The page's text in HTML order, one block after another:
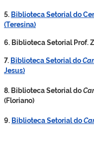
5. Biblioteca Setorial do
(Teresina)
6. Biblioteca Setorial Prof.
7. Biblioteca Setorial do
Jesus)
8. Biblioteca Setorial do
(Floriano)
9. Biblioteca Setorial do